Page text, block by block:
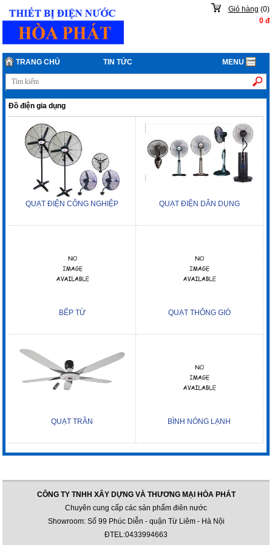
Giỏ hàng (0)
0đ
TRANG CHỦ TIN TỨC MENU
Đồ điện gia dụng
QUẠT ĐIỆN CÔNG NGHIỆP QUẠT ĐIỆN DÂN DỤNG
BẾP TỪ QUẠT THÔNG GIÓ
QUẠT TRẦN BÌNH NÓNG LẠNH
CÔNG TY TNHH XÂY DỰNG VÀ THƯƠNG MẠI HÒA PHÁT
Chuyên cung cấp các sản phẩm điên nước
Showroom: Số 99 Phúc Diễn - quận Từ Liêm - Hà Nội
ĐTEL:0433994663